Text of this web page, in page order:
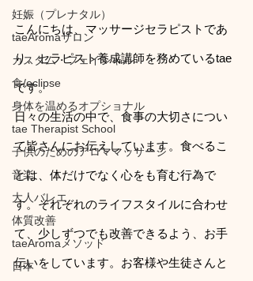
妊娠（プレナタル）
taeAromaサロン
カスタム・フェイシャル
食/eclipse
身体を温めるオプショナル
tae Therapist School
子供のためのアロママッサージ
音楽
大人バレエ
体質改善
taeAromaメソッド
日本
こんにちは、マッサージセラピストであ
り、セラピスト養成講師を務めているtae
です。
日々の生活の中で、食事の大切さについ
て皆さんにお伝えしています。食べるこ
とは、体だけでなく心をも育む行為で
す。それぞれのライフスタイルに合わせ
て、少しずつでも改善できるよう、お手
伝いをしています。お客様や生徒さんと